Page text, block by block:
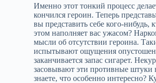
Именно этот тонкий процесс
кончился героин. Теперь
вы представить себе
этом наполняет вас ужасом?
мысли об отсутствии героина.
испытывают ощущения
заканчивается запас сигарет.
засовывают эти противные штуки
знаете, что особенно интересно?